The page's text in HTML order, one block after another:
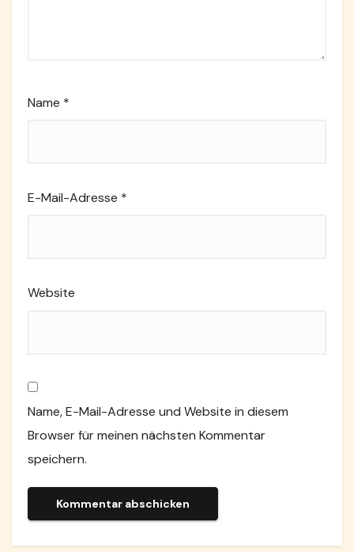
Name *
E-Mail-Adresse *
Website
Name, E-Mail-Adresse und Website in diesem
Browser für meinen nächsten Kommentar
speichern.